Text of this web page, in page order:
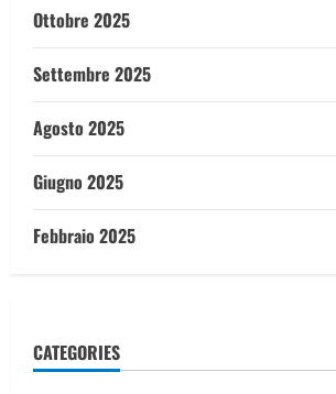
Ottobre 2025
Settembre 2025
Agosto 2025
Giugno 2025
Febbraio 2025
CATEGORIES